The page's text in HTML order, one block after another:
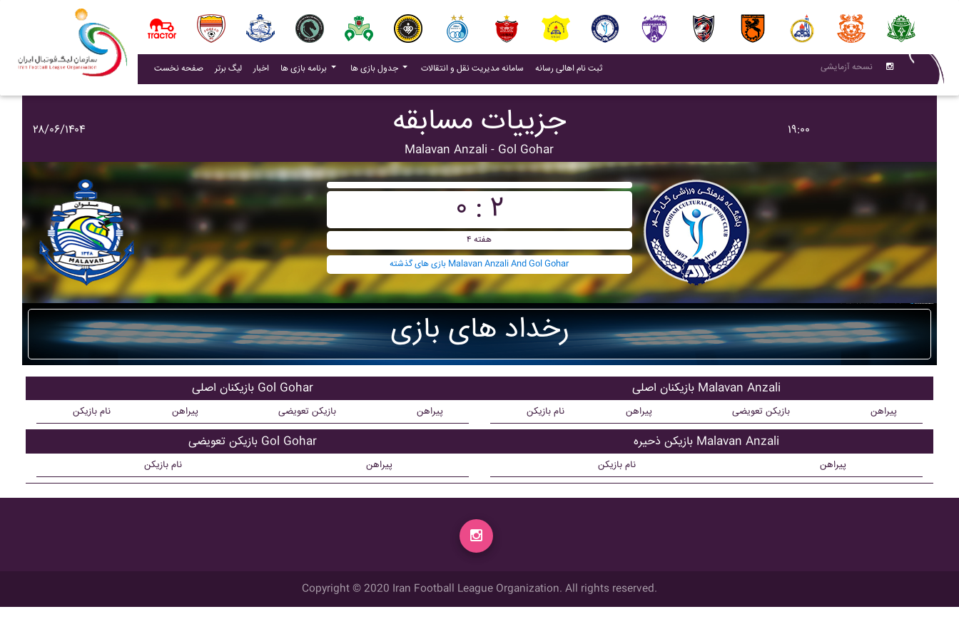
صفحه نخست لیگ برتر اخبار(current) برنامه بازی ها جدول بازی ها سامانه مدیریت نقل و انتقالات (current)
ثبت نام اهالی رسانه(current) نسحه آزمایشی
۲۸/۰۶/۱۴۰۴ جزییات مسابقه
Malavan Anzali - Gol Gohar
۱۹:۰۰
۰ : ۲
هفته ۴
بازی های گذشته Malavan Anzali And Gol Gohar
رخداد های بازی
بازیکنان اصلی Gol Gohar
نام بازیکن پیراهن بازیکن تعویضی پیراهن
بازیکن تعویضی Gol Gohar
نام بازیکن پیراهن
بازیکنان اصلی Malavan Anzali
نام بازیکن پیراهن بازیکن تعویضی پیراهن
بازیکن ذحیره Malavan Anzali
نام بازیکن پیراهن
Copyright © 2020 Iran Football League Organization. All rights reserved.